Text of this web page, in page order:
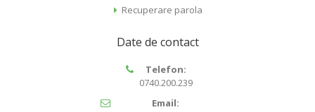
Recuperare parola
Date de contact
Telefon:
0740.200.239
Email: